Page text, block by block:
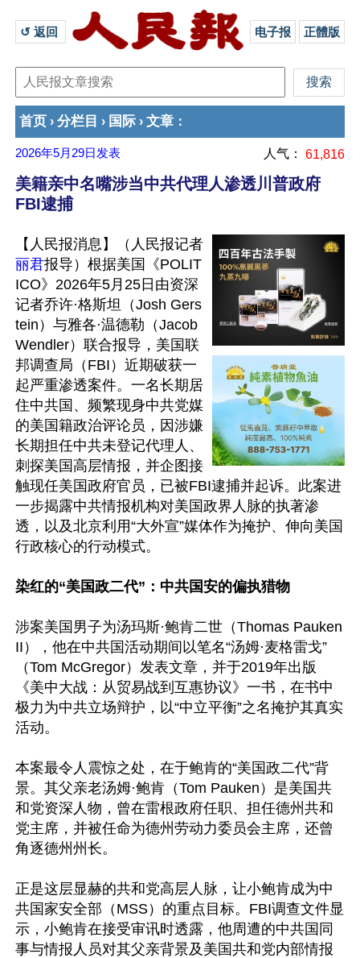
↺ 返回 电子报 正體版
首页 › 分栏目 › 国际 › 文章 ：
2026年5月29日 发表 人气： 61,816
美籍亲中名嘴涉当中共代理人渗透川普政府
FBI逮捕
【人民报消息】（人民报记者
丽君报导）根据美国《POLIT
ICO》2026年5月25日由资深
记者乔许·格斯坦（Josh Gers
tein）与雅各·温德勒（Jacob
Wendler）联合报导，美国联
邦调查局（FBI）近期破获一
起严重渗透案件。一名长期居
住中共国、频繁现身中共党媒
的美国籍政治评论员，因涉嫌
长期担任中共未登记代理人、
刺探美国高层情报，并企图接
触现任美国政府官员，已被FBI逮捕并起诉。此案进
一步揭露中共情报机构对美国政界人脉的执著渗
透，以及北京利用“大外宣”媒体作为掩护、伸向美国
行政核心的行动模式。
染红的“美国政二代”：中共国安的偏执猎物
涉案美国男子为汤玛斯·鲍肯二世（Thomas Pauken
II），他在中共国活动期间以笔名“汤姆·麦格雷戈”
（Tom McGregor）发表文章，并于2019年出版
《美中大战：从贸易战到互惠协议》一书，在书中
极力为中共立场辩护，以“中立平衡”之名掩护其真实
活动。
本案最令人震惊之处，在于鲍肯的“美国政二代”背
景。其父亲老汤姆·鲍肯（Tom Pauken）是美国共
和党资深人物，曾在雷根政府任职、担任德州共和
党主席，并被任命为德州劳动力委员会主席，还曾
角逐德州州长。
正是这层显赫的共和党高层人脉，让小鲍肯成为中
共国家安全部（MSS）的重点目标。FBI调查文件显
示，小鲍肯在接受审讯时透露，他周遭的中共国同
事与情报人员对其父亲背景及美国共和党内部情报